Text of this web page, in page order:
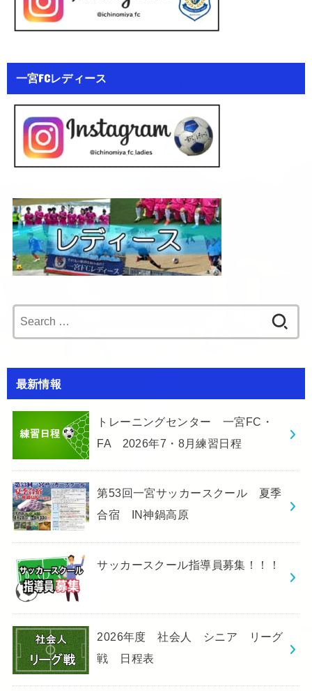
一宮FCレディース
for:
最新情報
トレーニングセンター 一宮FC・
FA 2026年7・8月練習日程
第53回一宮サッカースクール 夏季
合宿 IN神鍋高原
サッカースクール指導員募集！！！
2026年度 社会人 シニア リーグ
戦 日程表